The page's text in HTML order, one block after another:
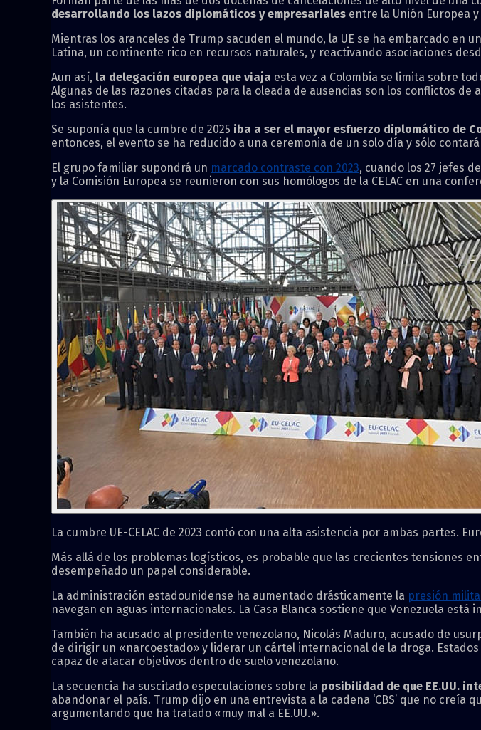
desarrollando los lazos diplomáticos y empresariales entre la Unión Europea
Mientras los aranceles de Trump sacuden el mundo, la UE se ha embarcado en
Latina, un continente rico en recursos naturales, y reactivando asociaciones
Aun así, la delegación europea que viaja esta vez a Colombia se limita sobre
Algunas de las razones citadas para la oleada de ausencias son los conflictos
los asistentes.
Se suponía que la cumbre de 2025 iba a ser el mayor esfuerzo diplomático de
entonces, el evento se ha reducido a una ceremonia de un solo día y sólo
El grupo familiar supondrá un marcado contraste con 2023, cuando los 27 jefes
y la Comisión Europea se reunieron con sus homólogos de la CELAC en una
La cumbre UE-CELAC de 2023 contó con una alta asistencia por ambas partes.
Más allá de los problemas logísticos, es probable que las crecientes tensiones
desempeñado un papel considerable.
La administración estadounidense ha aumentado drásticamente la presión
navegan en aguas internacionales. La Casa Blanca sostiene que Venezuela
También ha acusado al presidente venezolano, Nicolás Maduro, acusado de
de dirigir un «narcoestado» y liderar un cártel internacional de la droga.
capaz de atacar objetivos dentro de suelo venezolano.
La secuencia ha suscitado especulaciones sobre la posibilidad de que EE.UU.
abandonar el país. Trump dijo en una entrevista a la cadena ‘CBS’ que no
argumentando que ha tratado «muy mal a EE.UU.».